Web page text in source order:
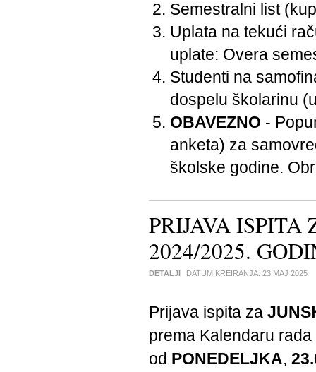
Semestralni list
Uplata na tekući
uplate: Overa
Studenti na
dospelu školarinu
OBAVEZNO -
anketa) za
školske godine.
PRIJAVA ISPITA
2024/2025.
DETALJI DATUM KREIRANJA: 23 MAJ 2025
Prijava ispita za
prema Kalendaru
od PONEDELJKA,